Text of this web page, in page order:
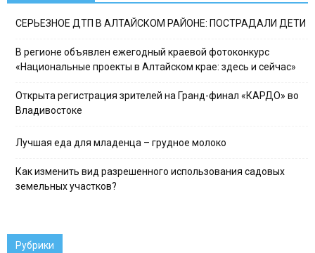
СЕРЬЕЗНОЕ ДТП В АЛТАЙСКОМ РАЙОНЕ: ПОСТРАДАЛИ ДЕТИ
В регионе объявлен ежегодный краевой фотоконкурс
«Национальные проекты в Алтайском крае: здесь и сейчас»
Открыта регистрация зрителей на Гранд-финал «КАРДО» во
Владивостоке
Лучшая еда для младенца – грудное молоко
Как изменить вид разрешенного использования садовых
земельных участков?
Рубрики